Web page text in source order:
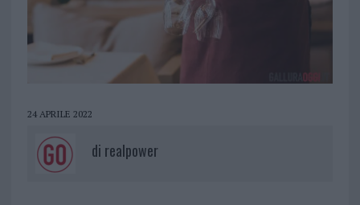
24 APRILE 2022
di realpower